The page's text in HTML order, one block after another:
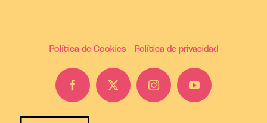
Política de Cookies Política de privacidad